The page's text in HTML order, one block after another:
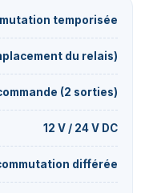
temporisée
du relais)
(2 sorties)
12 V / 24 V DC
différée